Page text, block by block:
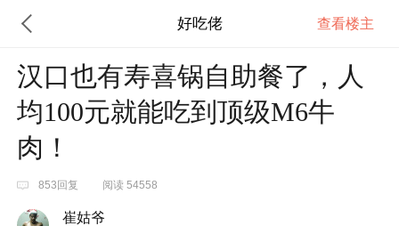
好吃佬 查看楼主
汉口也有寿喜锅自助餐了，人
均100元就能吃到顶级M6牛
肉！
853回复 阅读 54558
崔姑爷